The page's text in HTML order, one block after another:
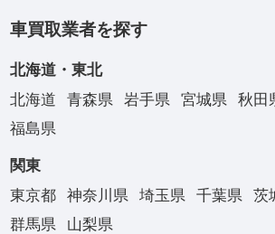
車買取業者を探す
北海道・東北
北海道
青森県 岩手県 宮城県 秋田
福島県
関東
東京都
神奈川県 埼玉県 千葉県 茨
群馬県
山梨県